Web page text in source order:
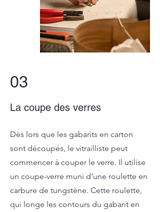
03
La coupe des verres
Dès lors que les gabarits en carton
sont découpés, le vitrailliste peut
commencer à couper le verre. Il utilise
un coupe-verre muni d’une roulette en
carbure de tungstène. Cette roulette,
qui longe les contours du gabarit en